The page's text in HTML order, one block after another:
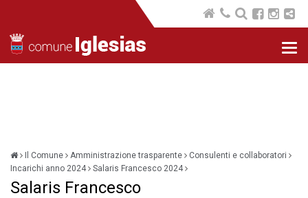
Il Comune Amministrazione trasparente
Consulenti e collaboratori
Incarichi anno 2024
Salaris Francesco 2024
Salaris Francesco